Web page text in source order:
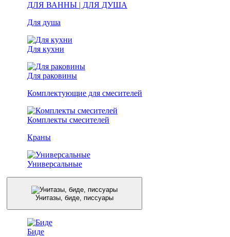
ДЛЯ ВАННЫ | ДЛЯ ДУША
Для душа
Для кухни
Для раковины
Комплектующие для смесителей
Комплекты смесителей
Краны
Универсальные
Унитазы, биде, писсуары
Биде